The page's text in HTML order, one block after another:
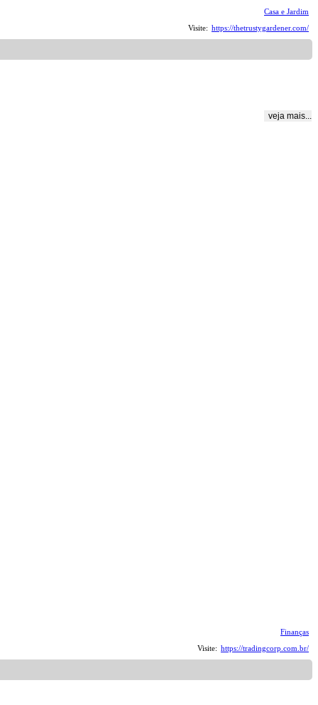
Casa e Jardim
Visite: https://thetrustygardener.com/
veja mais...
Finanças
Visite: https://tradingcorp.com.br/